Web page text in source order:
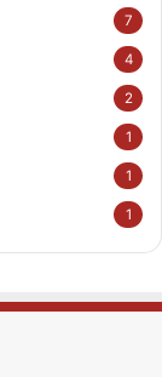
7
4
2
1
1
1